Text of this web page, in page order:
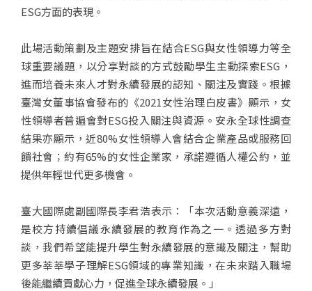
ESG方面的表現。
此場活動策劃及主題安排旨在結合ESG與女性領導力等全
球重要議題，以分享對談的方式鼓勵學生主動探索ESG，
進而培養未來人才對永續發展的認知、關注及實踐。根據
臺灣女董事協會發布的《2021女性治理白皮書》顯示，女
性領導者普遍會對ESG投入關注與資源。安永全球性調查
結果亦顯示，近80%女性領導人會結合企業產品或服務回
饋社會；約有65%的女性企業家，承諾遵循人權公約，並
提供年輕世代更多機會。
臺大國際處副國際長李君浩表示：「本次活動意義深遠，
是校方持續倡議永續發展的教育作為之一。透過多方對
談，我們希望能提升學生對永續發展的意識及關注，幫助
更多莘莘學子理解ESG領域的專業知識，在未來踏入職場
後能繼續貢獻心力，促進全球永續發展。」